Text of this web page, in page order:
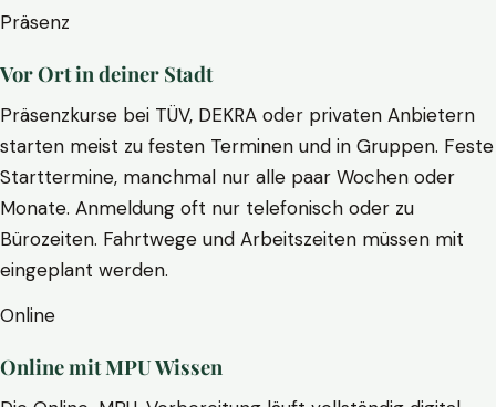
Präsenz
Vor Ort in deiner Stadt
Präsenzkurse bei TÜV, DEKRA oder privaten Anbietern
starten meist zu festen Terminen und in Gruppen. Feste
Starttermine, manchmal nur alle paar Wochen oder
Monate. Anmeldung oft nur telefonisch oder zu
Bürozeiten. Fahrtwege und Arbeitszeiten müssen mit
eingeplant werden.
Online
Online mit MPU Wissen